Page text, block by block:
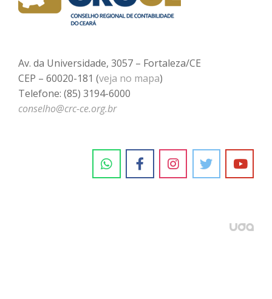
Av. da Universidade, 3057 – Fortaleza/CE
CEP – 60020-181 (veja no mapa)
Telefone: (85) 3194-6000
conselho@crc-ce.org.br